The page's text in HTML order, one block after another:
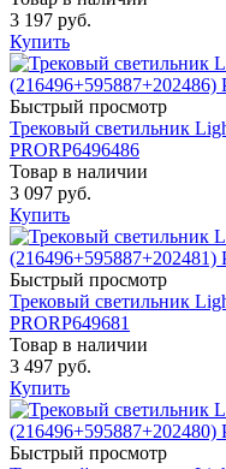
3 197 руб.
Купить
Быстрый просмотр
Трековый светильник
PRORP6496486
Товар в наличии
3 097 руб.
Купить
Быстрый просмотр
Трековый светильник
PRORP649681
Товар в наличии
3 497 руб.
Купить
Быстрый просмотр